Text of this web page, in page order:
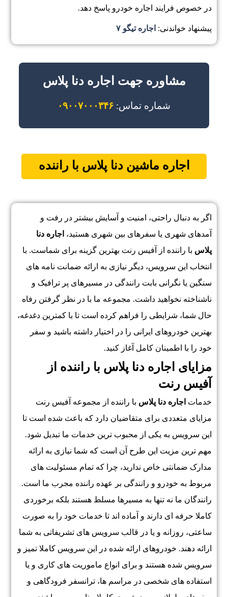
در خصوص فرایند اجاره خودرو پاسخ دهد.
پیشنهاد خواندنی: اجاره تیگو ۷
مشاوره جهت اجاره دنا پلاس
شماره تماس: ۰۹۰۰۷۰۰۰۳۴۶
اجاره ماشیندنا پلاس با راننده
اگر به دنبال راحتی، امنیت و آسایش بیشتر در رفت و
آمدهای شهری یا سفرهای بین شهری هستید، اجاره دنا
پلاس با راننده از آفیس رنت بهترین گزینه برای شماست. با
انتخاب این سرویس، دیگر نیازی به ارائه ضمانت نامه های
سنگین یا نگرانی بابت رانندگی در مسیرهای پر ترافیک و
ناشناخته نخواهید داشت. مجموعه ما با در نظر گرفتن رفاه
حال شما، شرایطی را فراهم کرده است تا با کمترین دغدغه،
بهترین خودروهای ایرانی را در اختیار داشته باشید و سفر
خود را با اطمینان کامل آغاز کنید.
مزایای اجاره دنا پلاس با راننده از
آفیس رنت
خدمات اجاره دنا پلاس با راننده از مجموعه آفیس رنت
مزایای متعددی برای متقاضیان دارد که باعث شده است تا
این سرویس به یکی از محبوب ترین خدمات ما تبدیل شود.
مهم ترین مزیت این طرح آن است که شما نیازی به ارائه
مدارک ضمانتی خاص ندارید، چرا که تمام مسئولیت های
مربوط به خودرو و رانندگی بر عهده راننده مجرب ما است.
رانندگان ما نه تنها به مسیرها مسلط هستند بلکه برخوردی
کاملا حرفه ای دارند و آماده اند تا خدمات خود را به صورت
ساعتی، روزانه و یا در قالب سرویس های تشریفاتی به شما
ارائه دهند. خودروهای ارائه شده در این سرویس کاملا تمیز و
سرویس شده هستند و برای انواع ماموریت های کاری و یا
استفاده های شخصی در مراسم ها، ترانسفر فرودگاهی و